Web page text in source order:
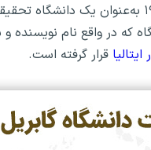
دانشگاه گابریل دانونزیو ایتالیا در
که در واقع نام نویسنده
قرار گرفته است.